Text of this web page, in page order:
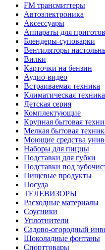
FM трансмиттеры
Автоэлектроника
Аксессуары
Аппараты для
Блендеры-суповарки
Вентиляторы
Вилки
Карточки на бензин
Аудио-видео
Встраиваемая техника
Климатическая техника
Детская серия
Комплектующие
Крупная бытовая
Мелкая бытовая
Моющие средства
Наборы для пиццы
Подставки для губки
Подставки под
Пищевые продукты
Посуда
ТЕЛЕВИЗОРЫ
Расходные материалы
Соусники
Уплотнители
Садово-огородный
Шоколадные фонтаны
Спорттовары